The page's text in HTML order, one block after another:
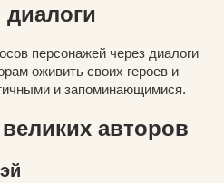
персонажей через диалоги
оживить своих героев и
и запоминающимися.
авторов